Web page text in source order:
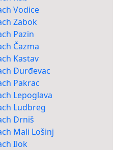
Vodice
Zabok
Pazin
Čazma
Kastav
Đurđevac
Pakrac
Lepoglava
Ludbreg
Drniš
Mali Lošinj
Ilok